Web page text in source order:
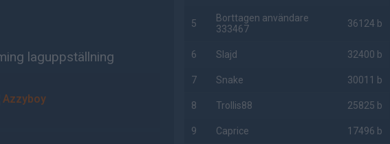
laguppställning
Azzyboy
5
Borttagen användare
333467
36124 b
6 Slajd 32400 b
7 Snake 30011 b
8 Trollis88 25825 b
9 Caprice 17496 b